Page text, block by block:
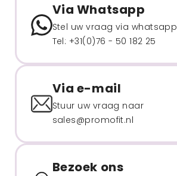
Via Whatsapp
Stel uw vraag via whatsapp
Tel: +31(0)76 - 50 182 25
Via e-mail
Stuur uw vraag naar
sales@promofit.nl
Bezoek ons